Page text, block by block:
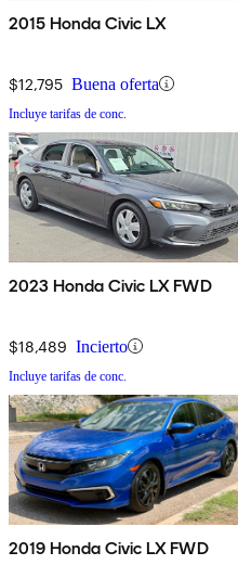
2015 Honda Civic LX
$12,795 Buena oferta
Incluye tarifas de conc.
2023 Honda Civic LX FWD
$18,489 Incierto
Incluye tarifas de conc.
2019 Honda Civic LX FWD